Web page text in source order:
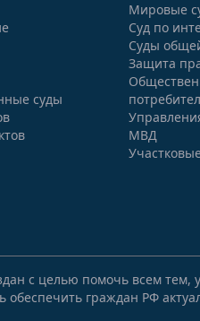
суды
Мировые
Суд по
Суды
Защита
МВД
с целью помочь всем тем,
граждан РФ